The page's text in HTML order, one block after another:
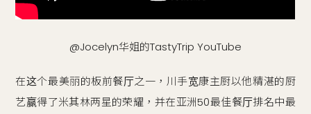
@Jocelyn华姐的TastyTrip YouTube
在这个最美丽的板前餐厅之一，川手宽康主厨以他精湛的厨
艺赢得了米其林两星的荣耀，并在亚洲50最佳餐厅排名中最